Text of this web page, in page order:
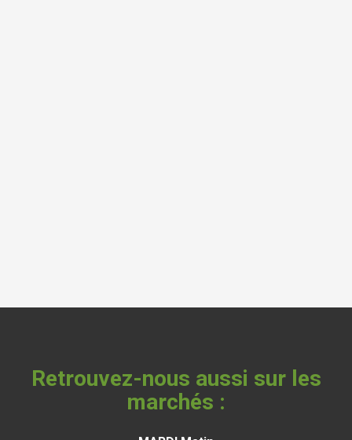
Retrouvez-nous aussi sur les
marchés :